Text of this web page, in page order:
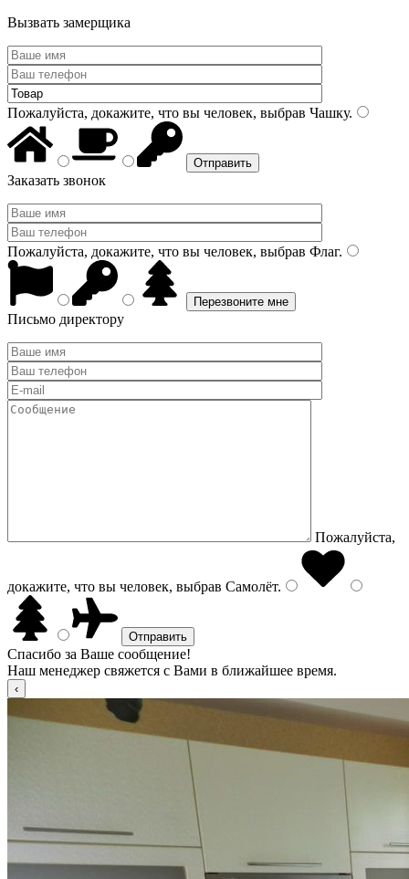
Вызвать замерщика
Пожалуйста, докажите, что вы человек, выбрав Чашку.
Заказать звонок
Пожалуйста, докажите, что вы человек, выбрав Флаг.
Письмо директору
Пожалуйста,
докажите, что вы человек, выбрав Самолёт.
Спасибо за Ваше сообщение!
Наш менеджер свяжется с Вами в ближайшее время.